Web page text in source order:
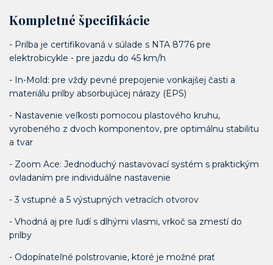
Kompletné špecifikácie
- Prilba je certifikovaná v súlade s NTA 8776 pre
elektrobicykle - pre jazdu do 45 km/h
- In-Mold: pre vždy pevné prepojenie vonkajšej časti a
materiálu prilby absorbujúcej nárazy (EPS)
- Nastavenie veľkosti pomocou plastového kruhu,
vyrobeného z dvoch komponentov, pre optimálnu stabilitu
a tvar
- Zoom Ace: Jednoduchý nastavovací systém s praktickým
ovladaním pre individuálne nastavenie
- 3 vstupné a 5 výstupných vetracích otvorov
- Vhodná aj pre ľudí s dlhými vlasmi, vrkoč sa zmestí do
prilby
- Odopínateľné polstrovanie, ktoré je možné prať